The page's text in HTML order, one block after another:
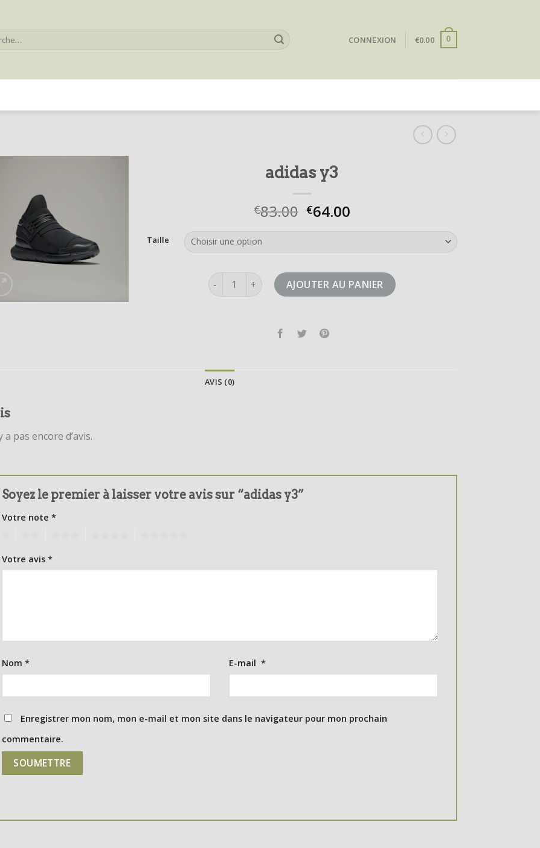
CONNEXION €0.00 0
adidas y3
€83.00 €64.00
Taille
quantité de adidas y3AJOUTER AU PANIER
AVIS (0)
a pas encore d’avis.
Soyez le premier à laisser votre avis sur “adidas y3”
Votre note *
Votre avis *
Nom * E-mail *
Enregistrer mon nom, mon e-mail et mon site dans le navigateur pour mon prochain
commentaire.